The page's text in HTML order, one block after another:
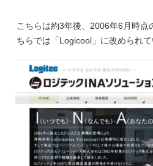
こちらは約3年後、2006年6月時点
ちらでは「Logicool」に改められて